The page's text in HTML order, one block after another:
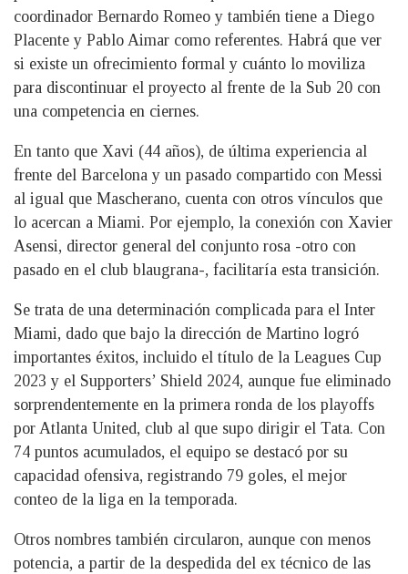
coordinador Bernardo Romeo y también tiene a Diego
Placente y Pablo Aimar como referentes. Habrá que ver
si existe un ofrecimiento formal y cuánto lo moviliza
para discontinuar el proyecto al frente de la Sub 20 con
una competencia en ciernes.
En tanto que Xavi (44 años), de última experiencia al
frente del Barcelona y un pasado compartido con Messi
al igual que Mascherano, cuenta con otros vínculos que
lo acercan a Miami. Por ejemplo, la conexión con Xavier
Asensi, director general del conjunto rosa -otro con
pasado en el club blaugrana-, facilitaría esta transición.
Se trata de una determinación complicada para el Inter
Miami, dado que bajo la dirección de Martino logró
importantes éxitos, incluido el título de la Leagues Cup
2023 y el Supporters’ Shield 2024, aunque fue eliminado
sorprendentemente en la primera ronda de los playoffs
por Atlanta United, club al que supo dirigir el Tata. Con
74 puntos acumulados, el equipo se destacó por su
capacidad ofensiva, registrando 79 goles, el mejor
conteo de la liga en la temporada.
Otros nombres también circularon, aunque con menos
potencia, a partir de la despedida del ex técnico de las